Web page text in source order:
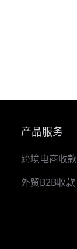
产品服务
跨境电商收款
外贸B2B收款